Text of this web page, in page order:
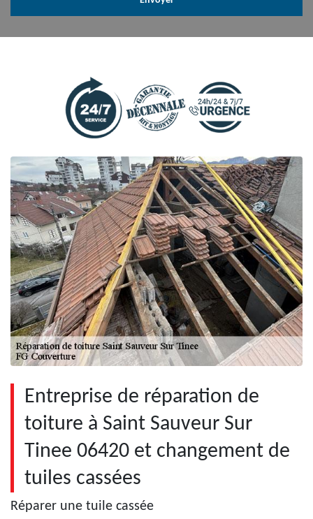
Entreprise de réparation de
toiture à Saint Sauveur Sur
Tinee 06420 et changement de
tuiles cassées
Réparer une tuile cassée